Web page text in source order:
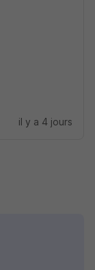
il y a 4 jours